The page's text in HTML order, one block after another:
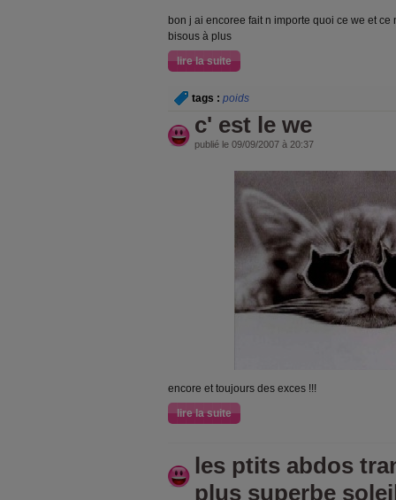
bon j ai encoree fait n importe quoi ce we et
bisous à plus
lire la suite
tags : poids
c' est le we
publié le 09/09/2007 à 20:37
encore et toujours des exces !!!
lire la suite
les ptits abdos
plus superbe